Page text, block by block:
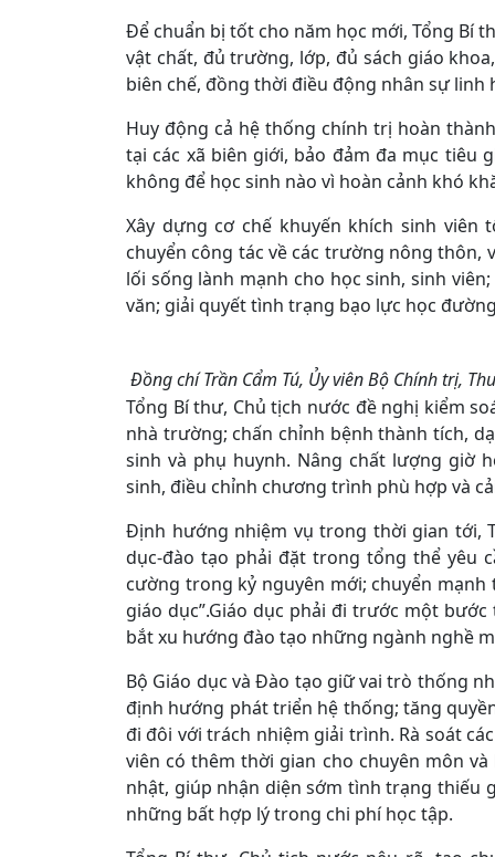
Để chuẩn bị tốt cho năm học mới, Tổng Bí
vật chất, đủ trường, lớp, đủ sách giáo
biên chế, đồng thời điều động nhân sự
Huy động cả hệ thống chính trị hoàn
tại các xã biên giới, bảo đảm đa mục tiêu
không để học sinh nào vì hoàn cảnh khó
Xây dựng cơ chế khuyến khích sinh
chuyển công tác về các trường nông thôn,
lối sống lành mạnh cho học sinh, sinh
văn; giải quyết tình trạng bạo lực học
Đồng chí Trần Cẩm Tú, Ủy viên Bộ Chính trị,
Tổng Bí thư, Chủ tịch nước đề nghị kiểm
nhà trường; chấn chỉnh bệnh thành tích,
sinh và phụ huynh. Nâng chất lượng giờ
sinh, điều chỉnh chương trình phù hợp và
Định hướng nhiệm vụ trong thời gian tới,
dục-đào tạo phải đặt trong tổng thể yêu
cường trong kỷ nguyên mới; chuyển mạnh
giáo dục”.Giáo dục phải đi trước một
bắt xu hướng đào tạo những ngành nghề
Bộ Giáo dục và Đào tạo giữ vai trò thống
định hướng phát triển hệ thống; tăng
đi đôi với trách nhiệm giải trình. Rà soát
viên có thêm thời gian cho chuyên môn
nhật, giúp nhận diện sớm tình trạng thiếu
những bất hợp lý trong chi phí học tập.